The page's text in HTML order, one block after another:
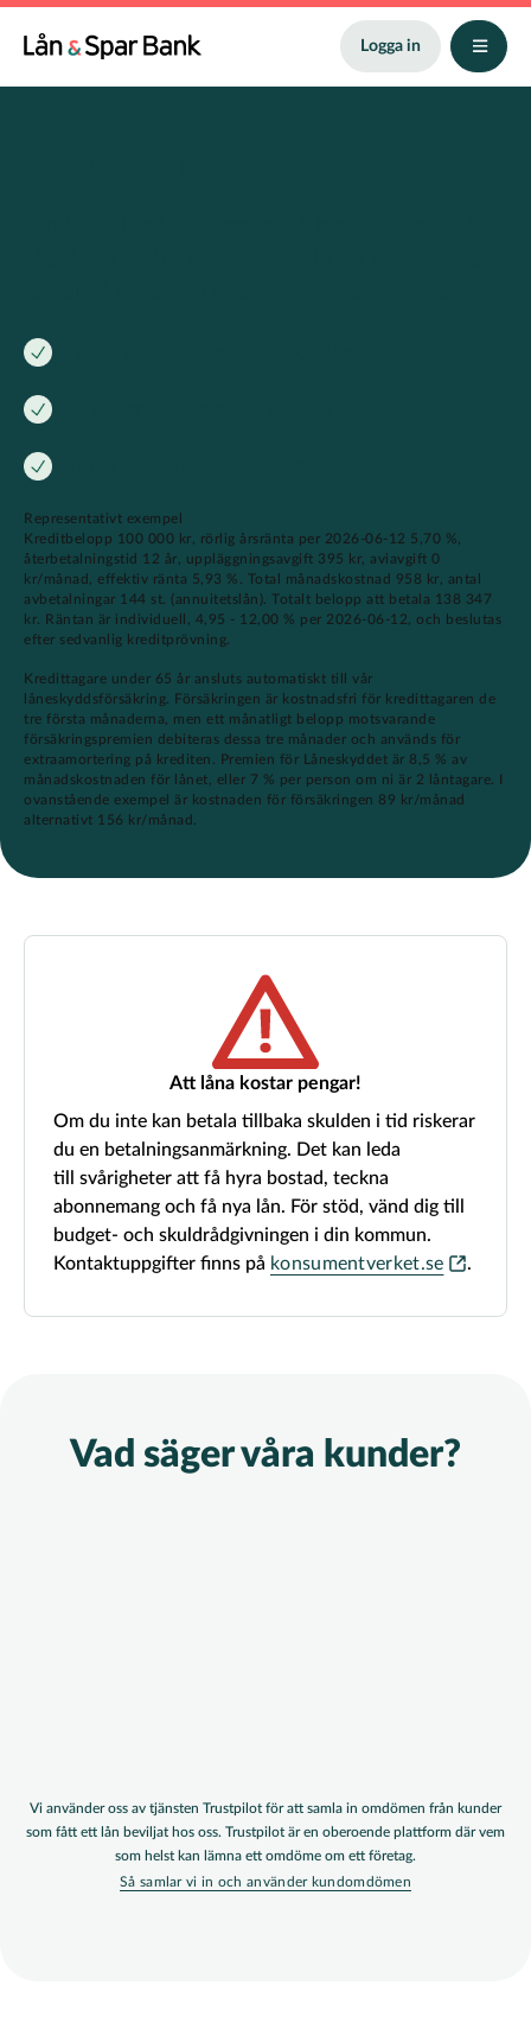
Hoppa
Logga in
Representativt exempel
Kreditbelopp 100 000 kr, rörlig årsränta per 2026-06-12 5,70 %,
återbetalningstid 12 år, uppläggningsavgift 395 kr, aviavgift 0
kr/månad, effektiv ränta 5,93 %. Total månadskostnad 958 kr, antal
avbetalningar 144 st. (annuitetslån). Totalt belopp att betala 138 347
kr. Räntan är individuell, 4,95 - 12,00 % per 2026-06-12, och beslutas
efter sedvanlig kreditprövning.
Kredittagare under 65 år ansluts automatiskt till vår
låneskyddsförsäkring. Försäkringen är kostnadsfri för kredittagaren de
tre första månaderna, men ett månatligt belopp motsvarande
försäkringspremien debiteras dessa tre månader och används för
extraamortering på krediten. Premien för Låneskyddet är 8,5 % av
månadskostnaden för lånet, eller 7 % per person om ni är 2 låntagare. I
ovanstående exempel är kostnaden för försäkringen 89 kr/månad
alternativt 156 kr/månad.
Att låna kostar pengar!
Om du inte kan betala tillbaka skulden i tid riskerar
du en betalningsanmärkning. Det kan leda
till svårigheter att få hyra bostad, teckna
abonnemang och få nya lån. För stöd, vänd dig till
budget- och skuldrådgivningen i din kommun.
Kontaktuppgifter finns på konsumentverket.se .
Vad säger våra kunder?
Vi använder oss av tjänsten Trustpilot för att samla in omdömen från kunder
som fått ett lån beviljat hos oss. Trustpilot är en oberoende plattform där vem
som helst kan lämna ett omdöme om ett företag.
Så samlar vi in och använder kundomdömen